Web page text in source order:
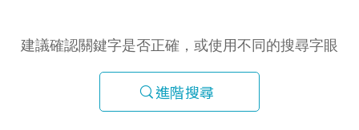
建議確認關鍵字是否正確，或使用不同的搜尋字眼
進階搜尋